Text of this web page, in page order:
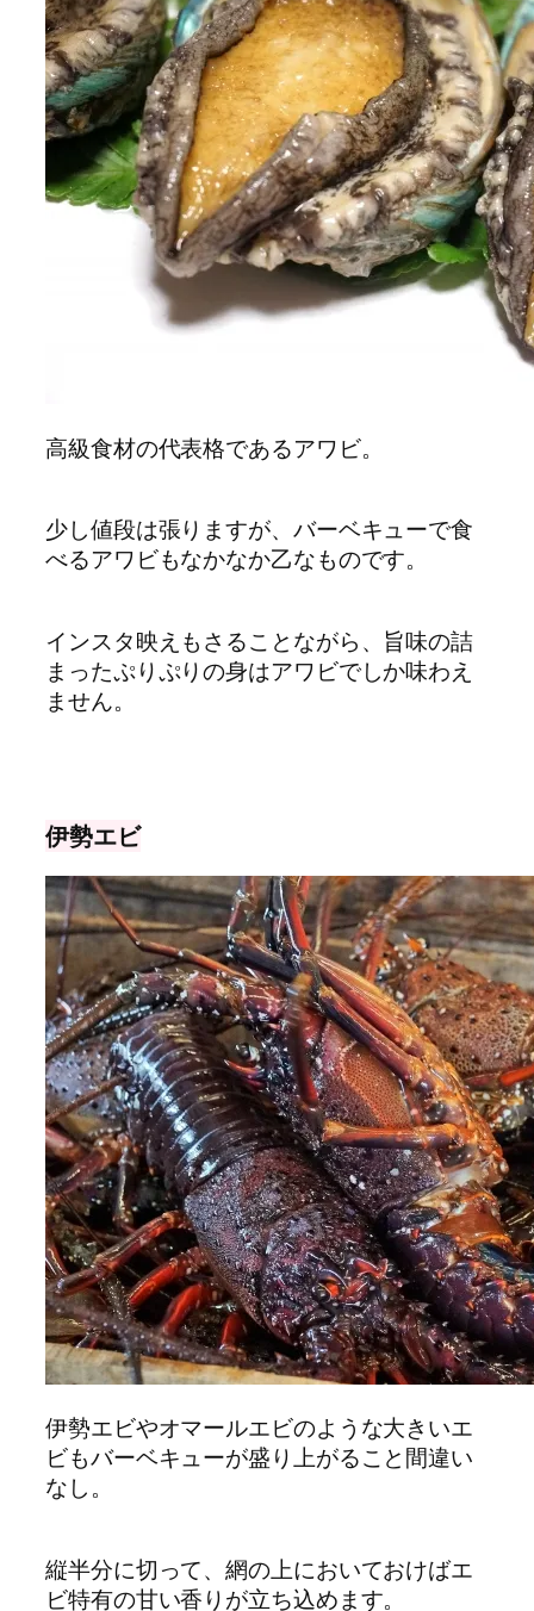
高級食材の代表格であるアワビ。
少し値段は張りますが、バーベキューで食
べるアワビもなかなか乙なものです。
インスタ映えもさることながら、旨味の詰
まったぷりぷりの身はアワビでしか味わえ
ません。
伊勢エビ
伊勢エビやオマールエビのような大きいエ
ビもバーベキューが盛り上がること間違い
なし。
縦半分に切って、網の上においておけばエ
ビ特有の甘い香りが立ち込めます。